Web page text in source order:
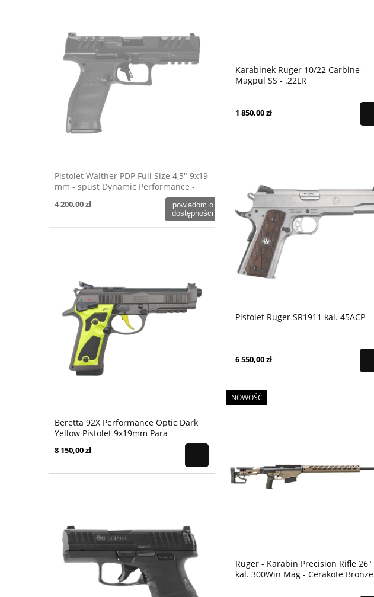
Pistolet Walther PDP Full Size 4,5" 9x19
mm - spust Dynamic Performance -
4 200,00 zł
powiadom o
dostępności
Beretta 92X Performance Optic Dark
Yellow Pistolet 9x19mm Para
8 150,00 zł
Karabinek Ruger 10/22 Carbine -
Magpul SS - .22LR
1 850,00 zł
Pistolet Ruger SR1911 kal. 45ACP
6 550,00 zł
Ruger - Karabin Precision Rifle 26"
kal. 300Win Mag - Cerakote Bronze
NOWOŚĆ